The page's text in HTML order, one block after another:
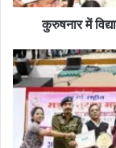
र्थि
सु
वि
धा
कुरुषनार में
3
7
वां
ष्ट्री